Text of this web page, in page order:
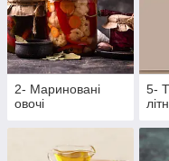
2- Мариновані
овочі
5-